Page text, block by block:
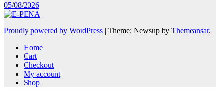
05/08/2026
Proudly powered by WordPress | Theme: Newsup by Themeansar.
Home
Cart
Checkout
My account
Shop